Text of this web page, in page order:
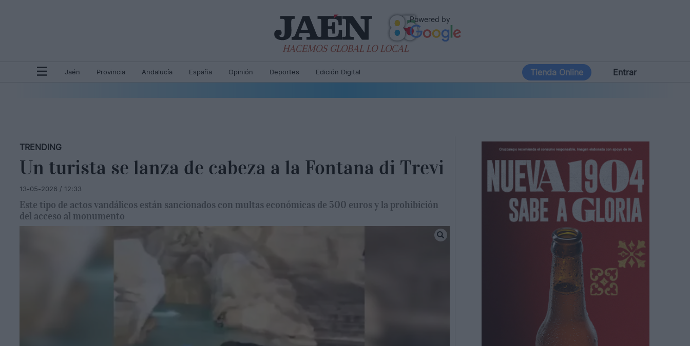
Powered by
HACEMOS GLOBAL LO LOCAL
Tienda Online Entrar
Jaén Provincia Andalucía España Opinión Deportes Edición Digital
TRENDING
Un turista se lanza de cabeza a la Fontana di Trevi
13-05-2026 / 12:33
Este tipo de actos vandálicos están sancionados con multas económicas de 500 euros y la prohibición
del acceso al monumento